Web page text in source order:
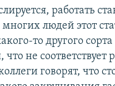
работать
людей этот
то другого
не соответствует
говорят, что